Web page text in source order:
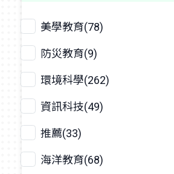
美學教育(78)
防災教育(9)
環境科學(262)
資訊科技(49)
推薦(33)
海洋教育(68)